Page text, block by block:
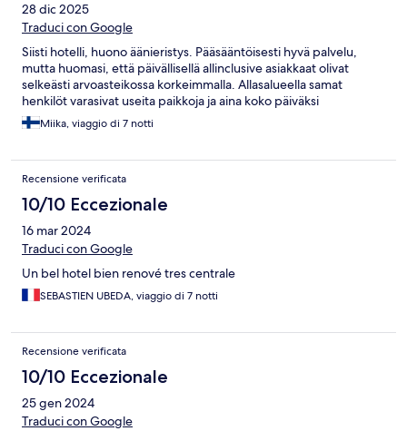
28 dic 2025
Traduci con Google
Siisti hotelli, huono äänieristys. Pääsääntöisesti hyvä palvelu,
mutta huomasi, että päivällisellä allinclusive asiakkaat olivat
selkeästi arvoasteikossa korkeimmalla. Allasalueella samat
henkilöt varasivat useita paikkoja ja aina koko päiväksi
Miika, viaggio di 7 notti
Recensione verificata
10/10 Eccezionale
16 mar 2024
Traduci con Google
Un bel hotel bien renové tres centrale
SEBASTIEN UBEDA, viaggio di 7 notti
Recensione verificata
10/10 Eccezionale
25 gen 2024
Traduci con Google